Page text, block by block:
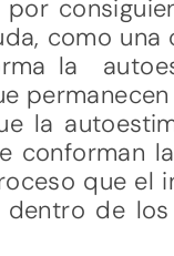
como una
la
la
conforman
que el
de